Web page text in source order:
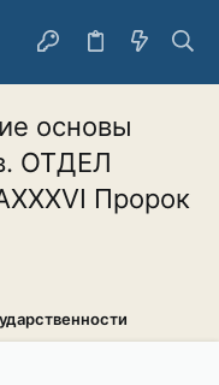
основы
ОТДЕЛ
Пророк